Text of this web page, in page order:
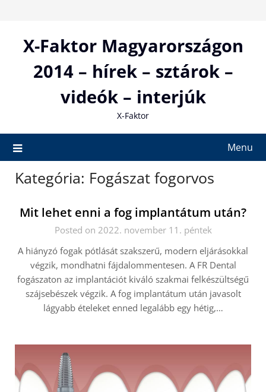
contentX-Faktor Magyarországon
2014 – hírek – sztárok –
videók – interjúk
X-Faktor
Menu
Kategória: Fogászat fogorvos
Mit lehet enni a fog implantátum után?
Posted on 2022. november 11. péntek
A hiányzó fogak pótlását szakszerű, modern eljárásokkal
végzik, mondhatni fájdalommentesen. A FR Dental
fogászaton az implantációt kiváló szakmai felkészültségű
szájsebészek végzik. A fog implantátum után javasolt
lágyabb ételeket enned legalább egy hétig,…